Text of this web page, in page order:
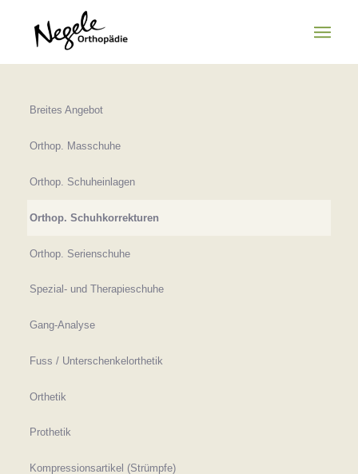
Breites Angebot
Orthop. Masschuhe
Orthop. Schuheinlagen
Orthop. Schuhkorrekturen
Orthop. Serienschuhe
Spezial- und Therapieschuhe
Gang-Analyse
Fuss / Unterschenkelorthetik
Orthetik
Prothetik
Kompressionsartikel (Strümpfe)